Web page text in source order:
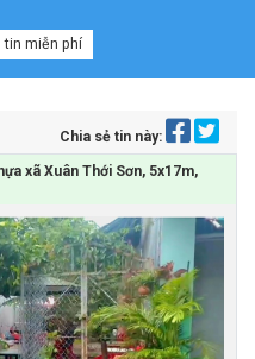
tin, tư vấn
tin miễn phí
Chia sẻ tin này:
xã Xuân Thới Sơn, 5x17m,